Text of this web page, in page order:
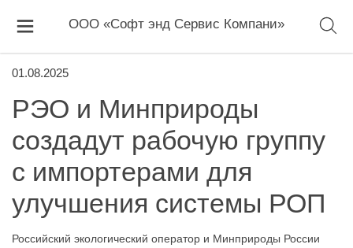
ООО «Софт энд Сервис Компани»
01.08.2025
РЭО и Минприроды
создадут рабочую группу
с импортерами для
улучшения системы РОП
Российский экологический оператор и Минприроды России